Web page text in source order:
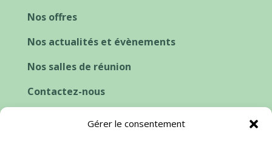
Gérer le consentement
Nos offres
Nos actualités et évènements
Nos salles de réunion
Contactez-nous